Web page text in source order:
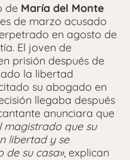
de María del Monte
de marzo acusado
en agosto de
El joven de
prisión después de
la libertad
su abogado en
llegaba después
anunciara que
magistrado que su
libertad y se
de su casa», explican